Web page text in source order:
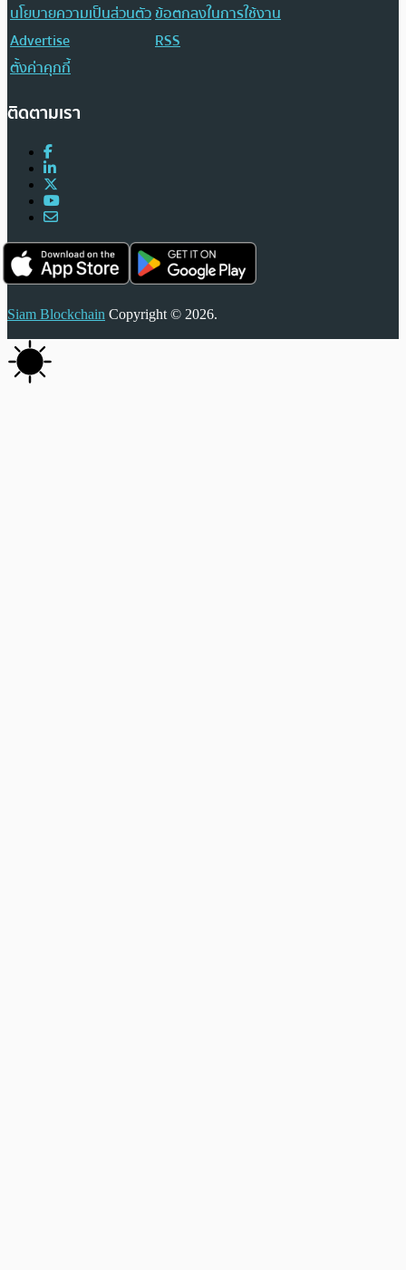
นโยบายความเป็นส่วนตัวข้อตกลงในการใช้งาน
Advertise
RSS
ตั้งค่าคุกกี้
ติดตามเรา
Siam Blockchain Copyright © 2026.